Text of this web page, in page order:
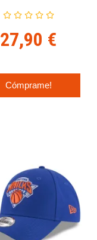
New Era
27,90 €
Cómprame!